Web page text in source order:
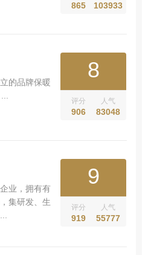
865 103933
的品牌保暖
8
评分
906
人气
83048
业，拥有有
集研发、生
9
评分
919
人气
55777